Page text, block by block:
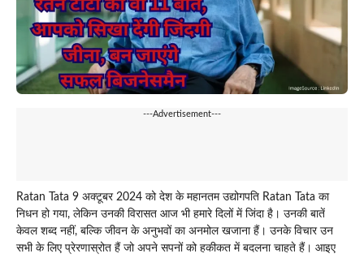
---Advertisement---
Ratan Tata 9 अक्टूबर 2024 को देश के महानतम उद्योगपति Ratan Tata का
निधन हो गया, लेकिन उनकी विरासत आज भी हमारे दिलों में जिंदा है। उनकी बातें
केवल शब्द नहीं, बल्कि जीवन के अनुभवों का अनमोल खजाना हैं। उनके विचार उन
सभी के लिए प्रेरणास्रोत हैं जो अपने सपनों को हकीकत में बदलना चाहते हैं। आइए